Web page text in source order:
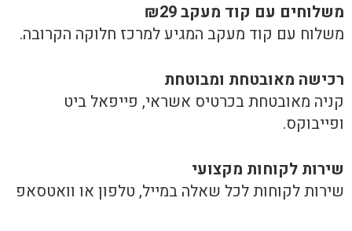
משלוחים עם קוד מעקב ₪29
משלוח​ עם קוד מעקב המגיע למרכז חלוקה הקרובה.
רכישה​ ​מאובטחת ומבוטחת
קניה מאובטחת בכרטיס אשראי, פייפאל ביט
ופייבוקס.
שירות לקוחות מקצועי
שירות לקוחות לכל שאלה במייל, טלפון או וואטסאפ